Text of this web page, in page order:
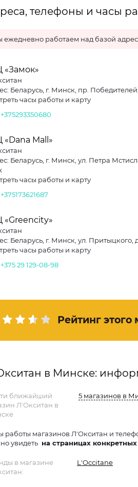
телефоны и часы
работаем над базой
«Замок»
Беларусь, г. Минск, пр. Победителей,
часы работы и карту
+375293350680
«Dana Mall»
Беларусь, г. Минск, ул. Петра
часы работы и карту
+375173621687
«Greencity»
Беларусь, г. Минск, ул. Притыцкого,
часы работы и карту
+375 29 129-08-98
Рейтинг этого
в Минске:
ближайший
Л'Окситан в
5 магазинов в
работы магазинов Л'Окситан и
увидеть на страницах
в магазине
L'Occitane